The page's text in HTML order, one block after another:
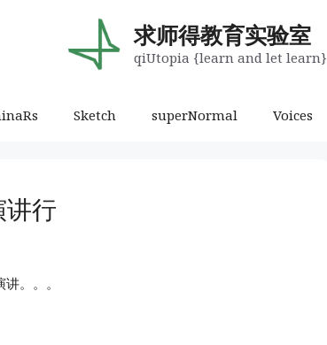
求师得教育实验室
qiUtopia {learn and let learn}
Sketch superNormal Voices
行
。。。